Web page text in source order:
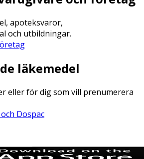
apoteksvaror,
och utbildningar.
läkemedel
eller för dig som vill prenumerera
Dospac